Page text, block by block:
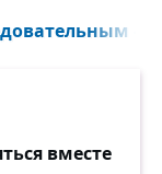
—
вместе